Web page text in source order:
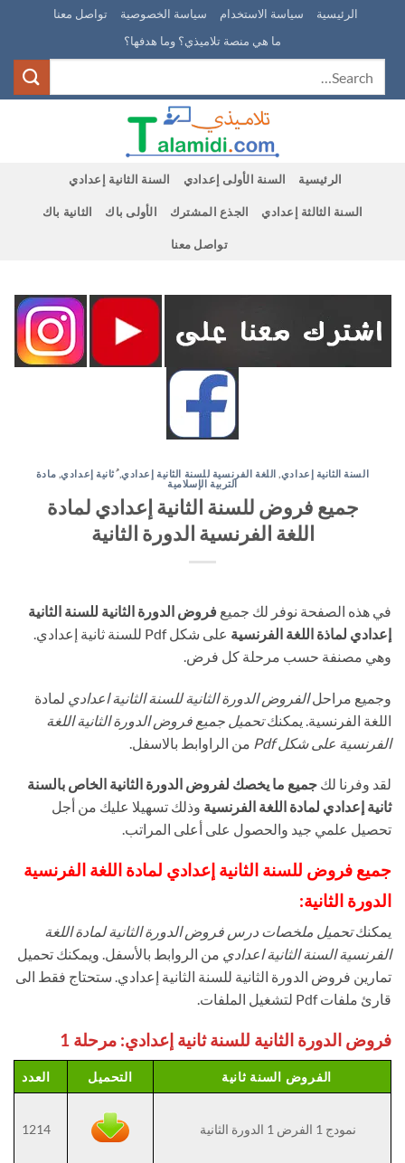
content
الرئيسية سياسة الاستخدام سياسة الخصوصية
تواصل معنا
ما هي منصة تلاميذي؟ وما هدفها؟
الرئيسية السنة الأولى إعدادي السنة الثانية إعدادي
السنة الثالثة إعدادي الجذع المشترك الأولى باك الثانية باك
تواصل معنا
السنة الثانية إعدادي اللغة الفرنسية للسنة الثانية إعدادي,ُثانية إعدادي, مادة
التربية الإسلامية
جميع فروض للسنة الثانية إعدادي لمادة
اللغة الفرنسية الدورة الثانية
في هذه الصفحة نوفر لك جميع فروض الدورة الثانية للسنة الثانية
إعدادي لماذة اللغة الفرنسية
على شكل Pdf للسنة ثانية إعدادي.
وهي مصنفة حسب مرحلة كل فرض.
وجميع مراحلالفروض الدورة الثانية للسنة الثانية اعدادي لمادة
اللغة الفرنسية. يمكنكتحميل جميع فروض الدورة الثانية اللغة
الفرنسية على شكل Pdf
من الراوابط بالاسفل.
لقد وفرنا لك جميع ما يخصك لفروض الدورة الثانية الخاص بالسنة
ثانية إعدادي لمادة اللغة الفرنسية وذلك تسهيلا عليك من أجل
تحصيل علمي جيد والحصول على أعلى المراتب.
جميع فروض للسنة الثانية إعدادي لمادة اللغة الفرنسية
الدورة الثانية:
يمكنكتحميل ملخصات درس فروض الدورة الثانية لمادة اللغة
الفرنسية السنة الثانية اعدادي من الروابط بالأسفل. ويمكنك تحميل
تمارين فروض الدورة الثانية للسنة الثانية إعدادي. ستحتاج فقط الى
قارئ ملفات Pdf لتشغيل الملفات.
فروض الدورة الثانية للسنة ثانية إعدادي: مرحلة 1
الفروض السنة ثانية التحميل العدد
نمودج 1 الفرض 1 الدورة الثانية 1214